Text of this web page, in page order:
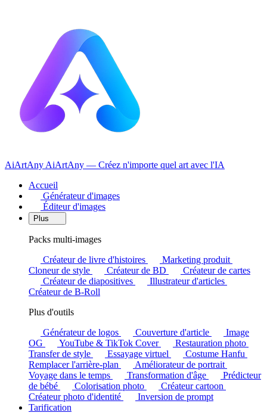
AiArtAny AiArtAny — Créez n'importe quel art avec l'IA
Accueil
Générateur d'images
Éditeur d'images
Plus
Packs multi-images
Créateur de livre d'histoires
Marketing produit
Cloneur de style
Créateur de BD
Créateur de cartes
Créateur de diapositives
Illustrateur d'articles
Créateur de B-Roll
Plus d'outils
Générateur de logos
Couverture d'article
Image
OG
YouTube & TikTok Cover
Restauration photo
Transfer de style
Essayage virtuel
Costume Hanfu
Remplacer l'arrière-plan
Améliorateur de portrait
Voyage dans le temps
Transformation d'âge
Prédicteur
de bébé
Colorisation photo
Créateur cartoon
Créateur photo d'identité
Inversion de prompt
Tarification